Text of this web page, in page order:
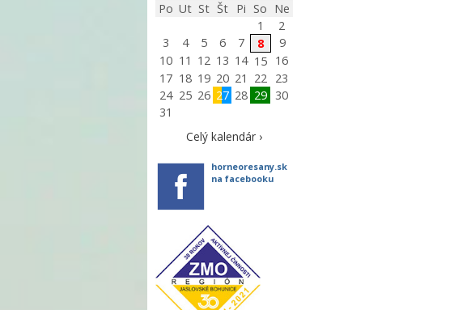
Po Ut St Št Pi So Ne
1
2
3
4 5 6 7 8
9
10 11 12 13 14 15
16
17 18 19 20 21 22
23
24 25 26 27 28 29
30
31
Celý kalendár ›
horneoresany.sk
na facebooku